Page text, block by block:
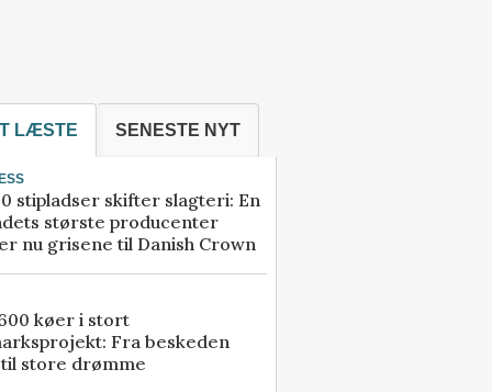
LÆSTE SENESTE NYT
stipladser skifter slagteri: En
største producenter
nu grisene til Danish Crown
køer i stort
Fra beskeden
store drømme